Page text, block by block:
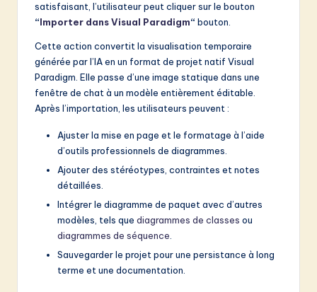
satisfaisant, l’utilisateur peut cliquer sur le bouton
“Importer dans Visual Paradigm“ bouton.
Cette action convertit la visualisation temporaire
générée par l’IA en un format de projet natif Visual
Paradigm. Elle passe d’une image statique dans une
fenêtre de chat à un modèle entièrement éditable.
Après l’importation, les utilisateurs peuvent :
Ajuster la mise en page et le formatage à l’aide
d’outils professionnels de diagrammes.
Ajouter des stéréotypes, contraintes et notes
détaillées.
Intégrer le diagramme de paquet avec d’autres
modèles, tels que diagrammes de classes ou
diagrammes de séquence.
Sauvegarder le projet pour une persistance à long
terme et une documentation.